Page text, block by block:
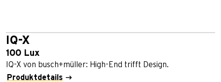
IQ-X
100 Lux
IQ-X von busch+müller: High-End trifft Design.
Produktdetails